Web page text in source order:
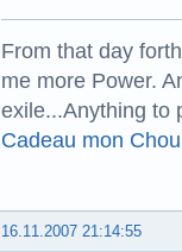
From that day
me more Power.
exile...Anything to
Cadeau mon
16.11.2007 21:14:55